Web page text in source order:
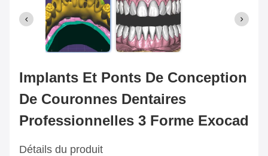
Implants Et Ponts De Conception
De Couronnes Dentaires
Professionnelles 3 Forme Exocad
Détails du produit